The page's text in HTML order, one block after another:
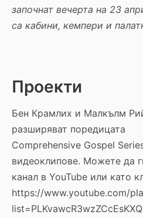
започнат вечерта на 23
са кабини, кемпери и
Проекти
Бен Крамлих и Малкълм
разширяват поредицата
Comprehensive Gospel
видеоклипове. Можете да
канал в YouTube или като
https://www.youtube.com/